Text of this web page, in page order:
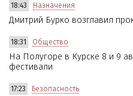
18:43 Назначения
Дмитрий Бурко возглавил
18:31 Общество
На Полугоре в Курске 8 и 9
фестивали
17:23 Безопасность